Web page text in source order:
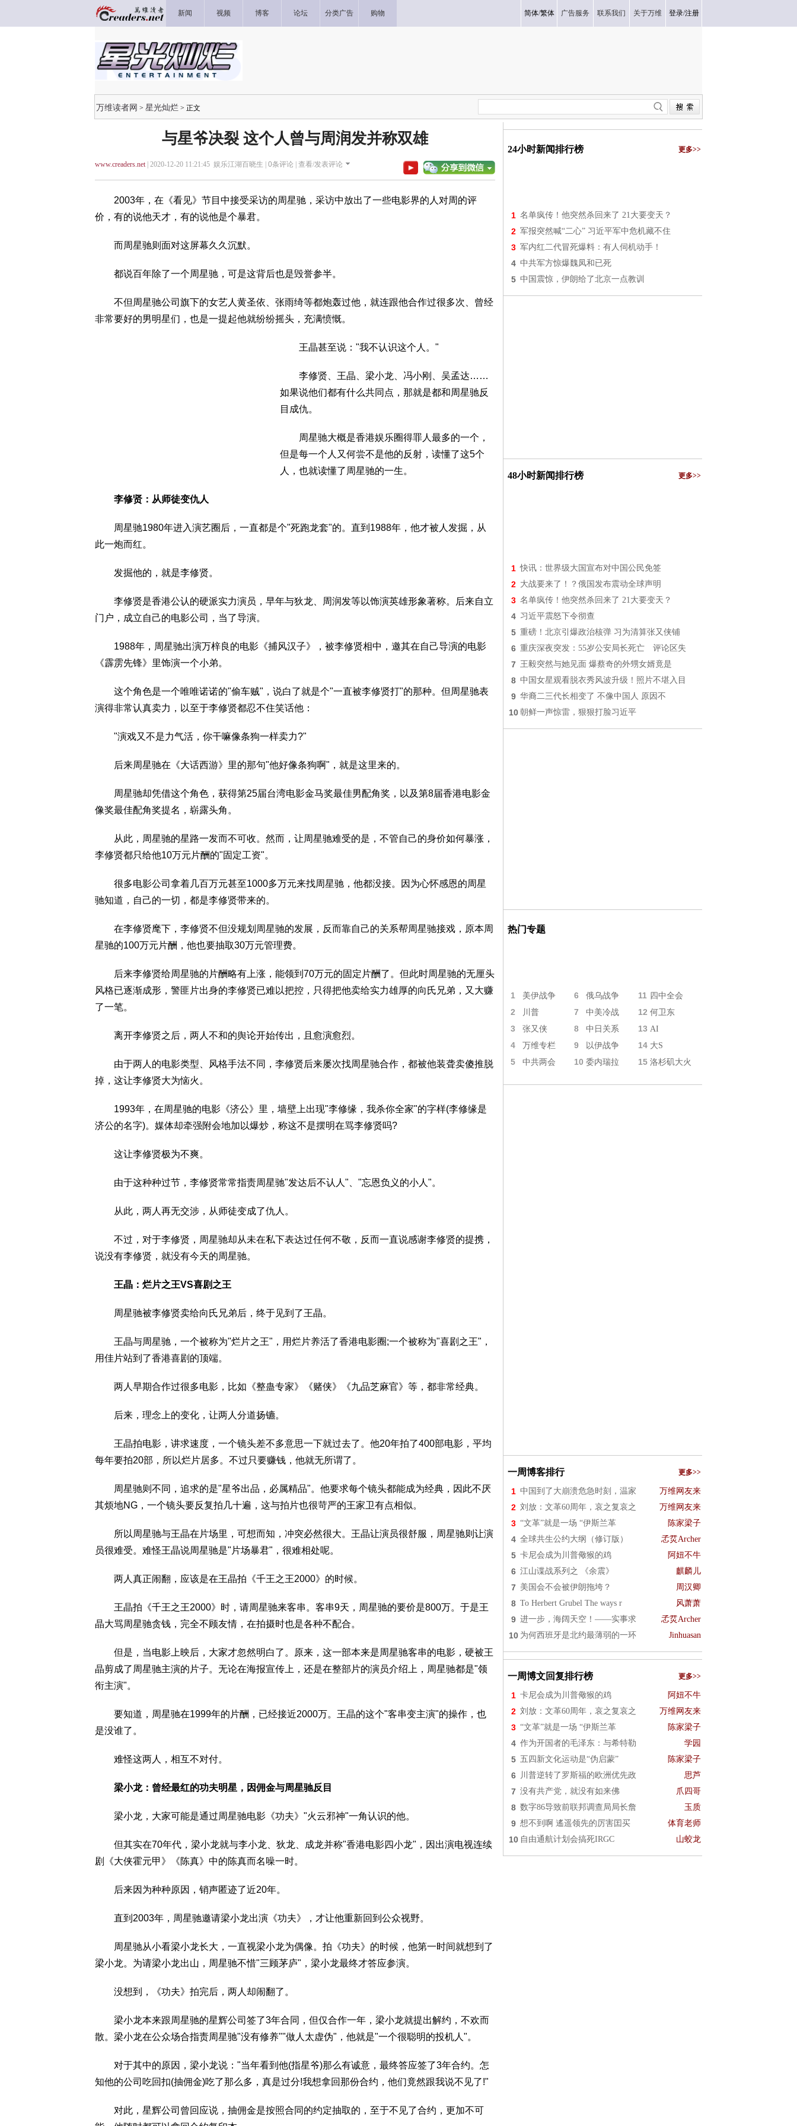
新闻 视频 博客 论坛 分类广告 购物 简体/繁体 广告服务 联系我们 关于万维 登录/注册
万维读者网 > 星光灿烂 > 正文
与星爷决裂 这个人曾与周润发并称双雄
www.creaders.net| 2020-12-20 11:21:45 娱乐江湖百晓生 | 0条评论 | 查看/发表评论
2003年，在《看见》节目中接受采访的周星驰，采访中放出了一些电影界的人对周的评
价，有的说他天才，有的说他是个暴君。
而周星驰则面对这屏幕久久沉默。
都说百年除了一个周星驰，可是这背后也是毁誉参半。
不但周星驰公司旗下的女艺人黄圣依、张雨绮等都炮轰过他，就连跟他合作过很多次、曾经
非常要好的男明星们，也是一提起他就纷纷摇头，充满愤慨。
王晶甚至说："我不认识这个人。"
李修贤、王晶、梁小龙、冯小刚、吴孟达……
如果说他们都有什么共同点，那就是都和周星驰反
目成仇。
周星驰大概是香港娱乐圈得罪人最多的一个，
但是每一个人又何尝不是他的反射，读懂了这5个
人，也就读懂了周星驰的一生。
李修贤：从师徒变仇人
周星驰1980年进入演艺圈后，一直都是个"死跑龙套"的。直到1988年，他才被人发掘，从
此一炮而红。
发掘他的，就是李修贤。
李修贤是香港公认的硬派实力演员，早年与狄龙、周润发等以饰演英雄形象著称。后来自立
门户，成立自己的电影公司，当了导演。
1988年，周星驰出演万梓良的电影《捕风汉子》，被李修贤相中，邀其在自己导演的电影
《霹雳先锋》里饰演一个小弟。
这个角色是一个唯唯诺诺的"偷车贼"，说白了就是个"一直被李修贤打"的那种。但周星驰表
演得非常认真卖力，以至于李修贤都忍不住笑话他：
"演戏又不是力气活，你干嘛像条狗一样卖力?"
后来周星驰在《大话西游》里的那句"他好像条狗啊"，就是这里来的。
周星驰却凭借这个角色，获得第25届台湾电影金马奖最佳男配角奖，以及第8届香港电影金
像奖最佳配角奖提名，崭露头角。
从此，周星驰的星路一发而不可收。然而，让周星驰难受的是，不管自己的身价如何暴涨，
李修贤都只给他10万元片酬的"固定工资"。
很多电影公司拿着几百万元甚至1000多万元来找周星驰，他都没接。因为心怀感恩的周星
驰知道，自己的一切，都是李修贤带来的。
在李修贤麾下，李修贤不但没规划周星驰的发展，反而靠自己的关系帮周星驰接戏，原本周
星驰的100万元片酬，他也要抽取30万元管理费。
后来李修贤给周星驰的片酬略有上涨，能领到70万元的固定片酬了。但此时周星驰的无厘头
风格已逐渐成形，警匪片出身的李修贤已难以把控，只得把他卖给实力雄厚的向氏兄弟，又大赚
了一笔。
离开李修贤之后，两人不和的舆论开始传出，且愈演愈烈。
由于两人的电影类型、风格手法不同，李修贤后来屡次找周星驰合作，都被他装聋卖傻推脱
掉，这让李修贤大为恼火。
1993年，在周星驰的电影《济公》里，墙壁上出现"李修缘，我杀你全家"的字样(李修缘是
济公的名字)。媒体却牵强附会地加以爆炒，称这不是摆明在骂李修贤吗?
这让李修贤极为不爽。
由于这种种过节，李修贤常常指责周星驰"发达后不认人"、"忘恩负义的小人"。
从此，两人再无交涉，从师徒变成了仇人。
不过，对于李修贤，周星驰却从未在私下表达过任何不敬，反而一直说感谢李修贤的提携，
说没有李修贤，就没有今天的周星驰。
王晶：烂片之王VS喜剧之王
周星驰被李修贤卖给向氏兄弟后，终于见到了王晶。
王晶与周星驰，一个被称为"烂片之王"，用烂片养活了香港电影圈;一个被称为"喜剧之王"，
用佳片站到了香港喜剧的顶端。
两人早期合作过很多电影，比如《整蛊专家》《赌侠》《九品芝麻官》等，都非常经典。
后来，理念上的变化，让两人分道扬镳。
王晶拍电影，讲求速度，一个镜头差不多意思一下就过去了。他20年拍了400部电影，平均
每年要拍20部，所以烂片居多。不过只要赚钱，他就无所谓了。
周星驰则不同，追求的是"星爷出品，必属精品"。他要求每个镜头都能成为经典，因此不厌
其烦地NG，一个镜头要反复拍几十遍，这与拍片也很苛严的王家卫有点相似。
所以周星驰与王晶在片场里，可想而知，冲突必然很大。王晶让演员很舒服，周星驰则让演
员很难受。难怪王晶说周星驰是"片场暴君"，很难相处呢。
两人真正闹翻，应该是在王晶拍《千王之王2000》的时候。
王晶拍《千王之王2000》时，请周星驰来客串。客串9天，周星驰的要价是800万。于是王
晶大骂周星驰贪钱，完全不顾友情，在拍摄时也是各种不配合。
但是，当电影上映后，大家才忽然明白了。原来，这一部本来是周星驰客串的电影，硬被王
晶剪成了周星驰主演的片子。无论在海报宣传上，还是在整部片的演员介绍上，周星驰都是"领
衔主演"。
要知道，周星驰在1999年的片酬，已经接近2000万。王晶的这个"客串变主演"的操作，也
是没谁了。
难怪这两人，相互不对付。
梁小龙：曾经最红的功夫明星，因佣金与周星驰反目
梁小龙，大家可能是通过周星驰电影《功夫》"火云邪神"一角认识的他。
但其实在70年代，梁小龙就与李小龙、狄龙、成龙并称"香港电影四小龙"，因出演电视连续
剧《大侠霍元甲》《陈真》中的陈真而名噪一时。
后来因为种种原因，销声匿迹了近20年。
直到2003年，周星驰邀请梁小龙出演《功夫》，才让他重新回到公众视野。
周星驰从小看梁小龙长大，一直视梁小龙为偶像。拍《功夫》的时候，他第一时间就想到了
梁小龙。为请梁小龙出山，周星驰不惜"三顾茅庐"，梁小龙最终才答应参演。
没想到，《功夫》拍完后，两人却闹翻了。
梁小龙本来跟周星驰的星辉公司签了3年合同，但仅合作一年，梁小龙就提出解约，不欢而
散。梁小龙在公众场合指责周星驰"没有修养""做人太虚伪"，他就是"一个很聪明的投机人"。
对于其中的原因，梁小龙说："当年看到他(指星爷)那么有诚意，最终答应签了3年合约。怎
知他的公司吃回扣(抽佣金)吃了那么多，真是过分!我想拿回那份合约，他们竟然跟我说不见了!"
对此，星辉公司曾回应说，抽佣金是按照合同的约定抽取的，至于不见了合约，更加不可
24小时新闻排行榜 更多>>
1 名单疯传！他突然杀回来了 21大要变天？
2 军报突然喊“二心” 习近平军中危机藏不住
3 军内红二代冒死爆料：有人伺机动手！
4 中共军方惊爆魏凤和已死
5 中国震惊，伊朗给了北京一点教训
48小时新闻排行榜 更多>>
1 快讯：世界级大国宣布对中国公民免签
2 大战要来了！？俄国发布震动全球声明
3 名单疯传！他突然杀回来了 21大要变天？
4 习近平震怒下令彻查
5 重磅！北京引爆政治核弹 习为清算张又侠铺
6 重庆深夜突发：55岁公安局长死亡 评论区失
7 王毅突然与她见面 爆蔡奇的外甥女婿竟是
8 中国女星观看脱衣秀风波升级！照片不堪入目
9 华裔二三代长相变了 不像中国人 原因不
10 朝鲜一声惊雷，狠狠打脸习近平
热门专题
1 美伊战争 6 俄乌战争 11 四中全会
2 川普 7 中美冷战 12 何卫东
3 张又侠 8 中日关系 13 AI
4 万维专栏 9 以伊战争 14 大S
5 中共两会 10 委内瑞拉 15 洛杉矶大火
一周博客排行 更多>>
1 中国到了大崩溃危急时刻，温家 万维网友来
2 刘放：文革60周年，哀之复哀之 万维网友来
3 “文革”就是一场 “伊斯兰革 陈家梁子
4 全球共生公约大纲（修订版） 孞烎Archer
5 卡尼会成为川普儆猴的鸡 阿妞不牛
6 江山谍战系列之 《余震》 麒麟儿
7 美国会不会被伊朗拖垮？ 周汉卿
8 To Herbert Grubel The ways r 风萧萧
9 进一步，海阔天空！——实事求 孞烎Archer
10 为何西班牙是北约最薄弱的一环 Jinhuasan
一周博文回复排行榜 更多>>
1 卡尼会成为川普儆猴的鸡 阿妞不牛
2 刘放：文革60周年，哀之复哀之 万维网友来
3 “文革”就是一场 “伊斯兰革 陈家梁子
4 作为开国者的毛泽东：与希特勒 学园
5 五四新文化运动是“伪启蒙” 陈家梁子
6 川普逆转了罗斯福的欧洲优先政 思芦
7 没有共产党，就没有如来佛 爪四哥
8 数字86导致前联邦调查局局长詹 玉质
9 想不到啊 遙遥领先的厉害囯买 体育老师
10 自由通航计划会搞死IRGC 山蛟龙